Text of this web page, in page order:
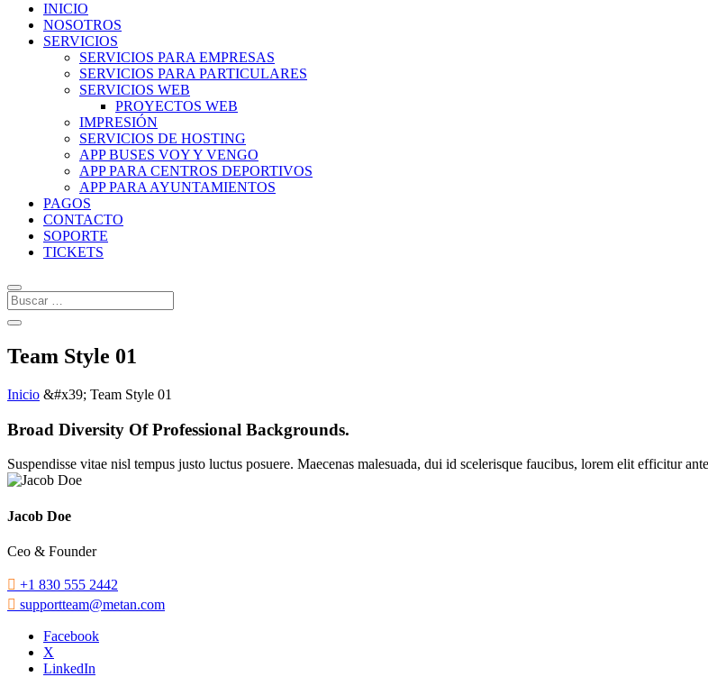
INICIO
NOSOTROS
SERVICIOS
SERVICIOS PARA EMPRESAS
SERVICIOS PARA PARTICULARES
SERVICIOS WEB
PROYECTOS WEB
IMPRESIÓN
SERVICIOS DE HOSTING
APP BUSES VOY Y VENGO
APP PARA CENTROS DEPORTIVOS
APP PARA AYUNTAMIENTOS
PAGOS
CONTACTO
SOPORTE
TICKETS
Team Style 01
Inicio &#x39; Team Style 01
Broad Diversity Of Professional Backgrounds.
Suspendisse vitae nisl tempus justo luctus posuere. Maecenas malesuada, dui id scelerisque faucibus, lorem elit efficitur
Jacob Doe
Ceo & Founder
 +1 830 555 2442
 supportteam@metan.com
Facebook
X
LinkedIn